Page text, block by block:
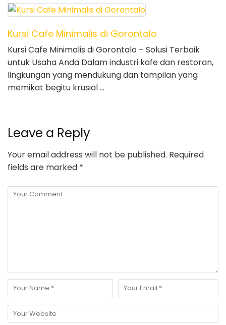
Kursi Cafe Minimalis di Gorontalo
Kursi Cafe Minimalis di Gorontalo – Solusi Terbaik
untuk Usaha Anda Dalam industri kafe dan restoran,
lingkungan yang mendukung dan tampilan yang
memikat begitu krusial …
Leave a Reply
Your email address will not be published. Required
fields are marked *